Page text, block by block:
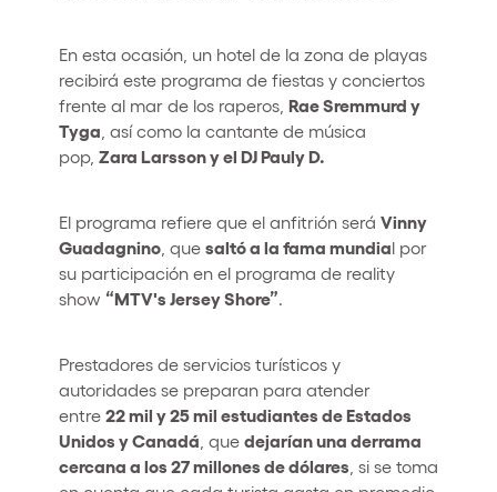
En esta ocasión, un hotel de la zona de playas
recibirá este programa de fiestas y conciertos
frente al mar de los raperos, Rae Sremmurd y
Tyga , así como la cantante de música
pop, Zara Larsson y el DJ Pauly D.
El programa refiere que el anfitrión será Vinny
Guadagnino, que saltó a la fama mundial por
su participación en el programa de reality
show “MTV's Jersey Shore”.
Prestadores de servicios turísticos y
autoridades se preparan para atender
entre 22 mil y 25 mil estudiantes de Estados
Unidos y Canadá , que dejarían una derrama
cercana a los 27 millones de dólares , si se toma